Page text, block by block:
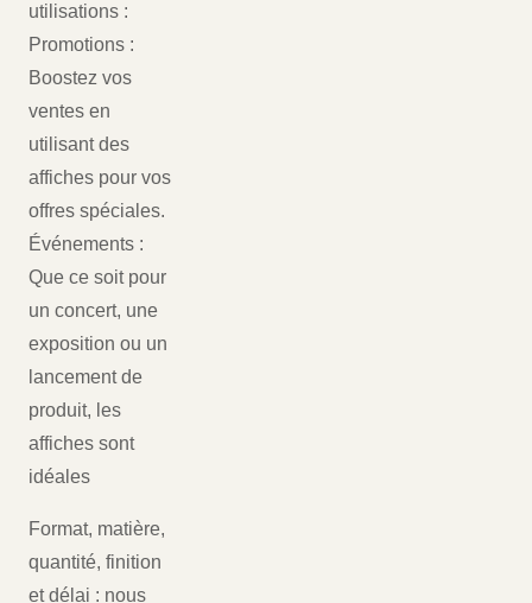
utilisations :
Promotions :
Boostez vos
ventes en
utilisant des
affiches pour vos
offres spéciales.
Événements :
Que ce soit pour
un concert, une
exposition ou un
lancement de
produit, les
affiches sont
idéales
Format, matière,
quantité, finition
et délai : nous